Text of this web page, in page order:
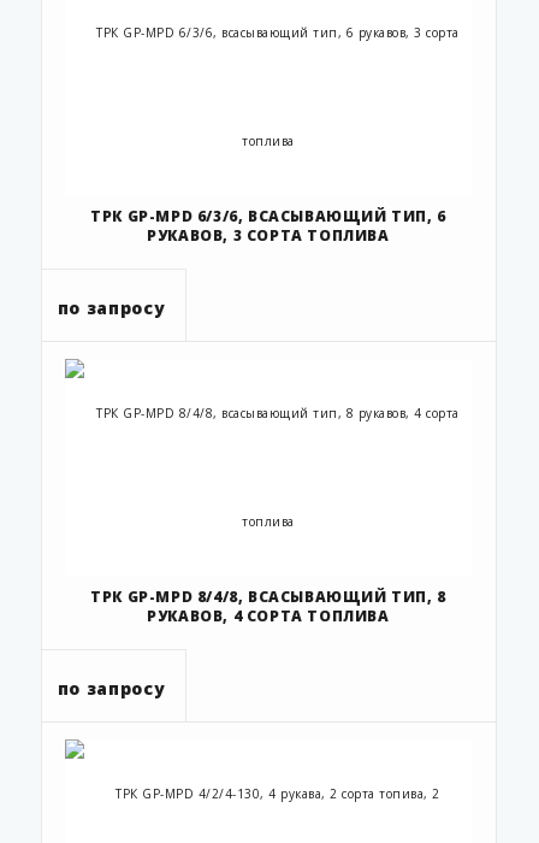
ТРК GP-MPD 6/3/6, ВСАСЫВАЮЩИЙ ТИП, 6
РУКАВОВ, 3 СОРТА ТОПЛИВА
по запросу
ТРК GP-MPD 8/4/8, ВСАСЫВАЮЩИЙ ТИП, 8
РУКАВОВ, 4 СОРТА ТОПЛИВА
по запросу